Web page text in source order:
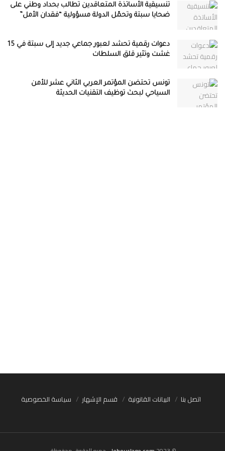
تنسيقية الأساتذة المتعاقدين تطالب بحداد وطني على
ضحايا سبتة وتحمّل الدولة مسؤولية “فقدان الأمل”
دعوات رقمية تحشد لعبور جماعي جديد إلى سبتة في 15
غشت وتثير قلق السلطات
تونس تحتضن المؤتمر العربي الثاني عشر للأمن
السياحي لبحث توظيف التقنيات الحديثة
اتصل بنا البيانات القانونية قسم الإشهار سياسة الخصوصية